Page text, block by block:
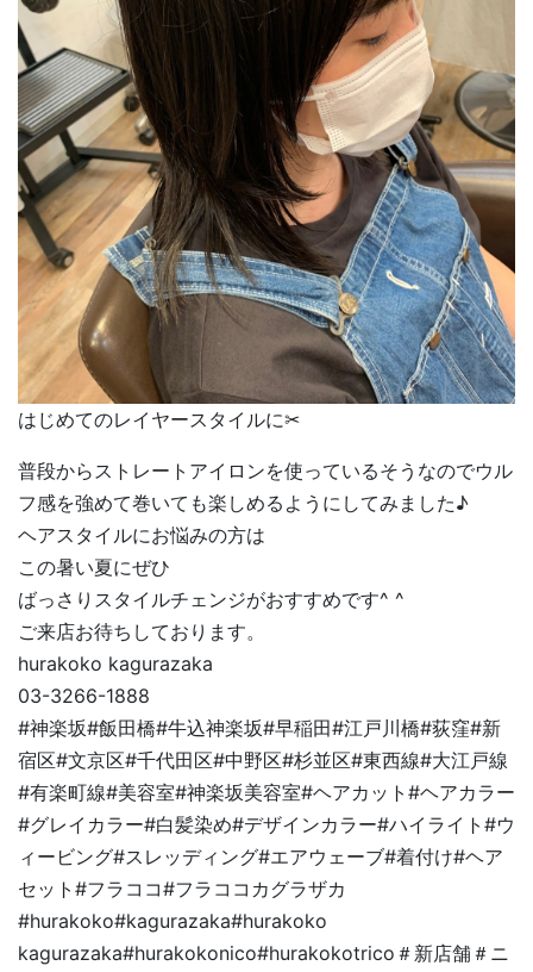
はじめてのレイヤースタイルに✂︎
普段からストレートアイロンを使っているそうなのでウル
フ感を強めて巻いても楽しめるようにしてみました♪
ヘアスタイルにお悩みの方は
この暑い夏にぜひ
ばっさりスタイルチェンジがおすすめです^ ^
ご来店お待ちしております。
hurakoko kagurazaka
03-3266-1888
#神楽坂#飯田橋#牛込神楽坂#早稲田#江戸川橋#荻窪#新
宿区#文京区#千代田区#中野区#杉並区#東西線#大江戸線
#有楽町線#美容室#神楽坂美容室#ヘアカット#ヘアカラー
#グレイカラー#白髪染め#デザインカラー#ハイライト#ウ
ィービング#スレッディング#エアウェーブ#着付け#ヘア
セット#フラココ#フラココカグラザカ
#hurakoko#kagurazaka#hurakoko
kagurazaka#hurakokonico#hurakokotrico＃新店舗＃ニ